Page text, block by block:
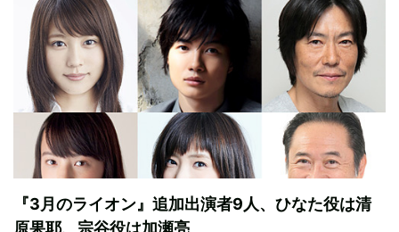
『3月のライオン』追加出演者9人、ひなた役は清
原果耶、宗谷役は加瀬亮